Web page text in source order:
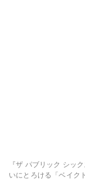
『ザ パブリック シッ
いにとろける「ベイク